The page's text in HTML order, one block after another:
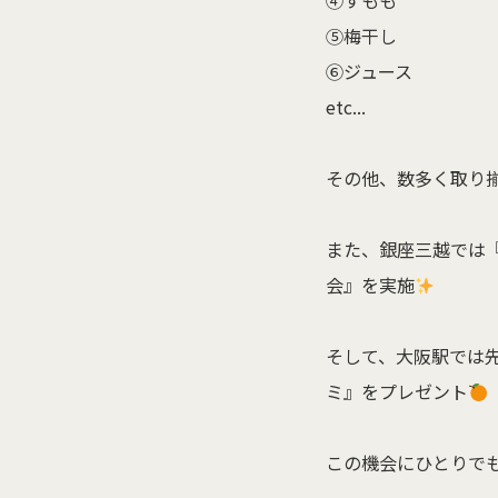
⑤梅干し
⑥ジュース
etc...
その他、数多く取り
また、銀座三越では
会』を実施
そして、大阪駅では
ミ』をプレゼント
この機会にひとりで